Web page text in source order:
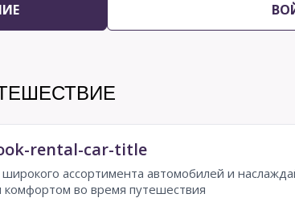
rental-car-title
ассортимента автомобилей и
во время путешествия